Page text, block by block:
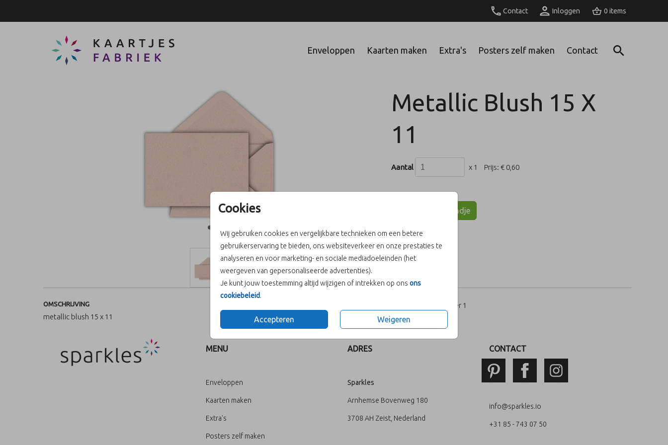
Contact Inloggen 0
Enveloppen Kaarten maken Extra's Posters zelf maken Contact
Cookies
Wij gebruiken cookies en vergelijkbare technieken om een betere
gebruikerservaring te bieden, ons websiteverkeer en onze prestaties te
analyseren en voor marketing- en sociale mediadoeleinden (het
weergeven van gepersonaliseerde advertenties).
Je kunt jouw toestemming altijd wijzigen of intrekken op ons ons
cookiebeleid.
Accepteren Weigeren
Metallic Blush 15 X
11
Aantal x 1 Prijs: € 0,60
In winkelmandje
OMSCHRIJVING
metallic blush 15 x 11
per 1
MENU
Enveloppen
Kaarten maken
Extra's
Posters zelf maken
ADRES
Sparkles
Arnhemse Bovenweg 180
3708 AH Zeist, Nederland
CONTACT
info@sparkles.io
+31 85 - 743 07 50